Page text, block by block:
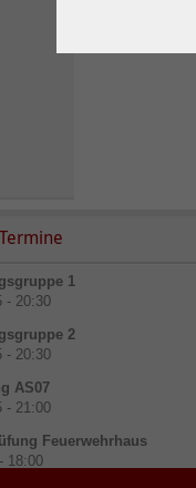
Termine
1
- 20:30
2
- 20:30
AS07
- 21:00
Feuerwehrhaus
18:00